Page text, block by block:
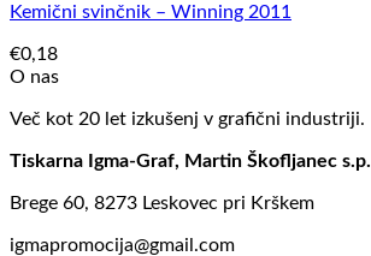
Kemični svinčnik – Winning 2011
€0,18
O nas
Več kot 20 let izkušenj v grafični industriji.
Tiskarna Igma-Graf, Martin Škofljanec s.p.
Brege 60, 8273 Leskovec pri Krškem
igmapromocija@gmail.com